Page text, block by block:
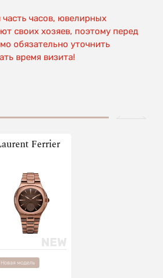
часов, ювелирных
своих хозяев, поэтому перед
обязательно уточнить
время визита!
Ferrier
Новая модель